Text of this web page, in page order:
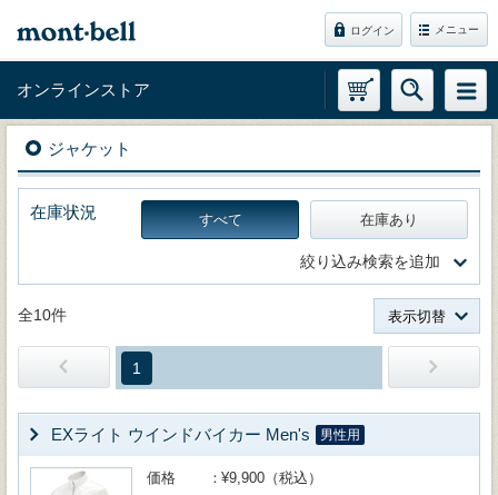
ログイン メニュー
オンラインストア
ジャケット
在庫状況 すべて 在庫あり
絞り込み検索を追加
全10件 表示切替
1
EXライト ウインドバイカー Men's 男性用
価格
¥9,900（税込）